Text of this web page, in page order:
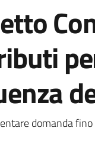
della
domanda